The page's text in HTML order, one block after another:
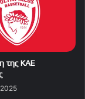
της ΚΑΕ
2025